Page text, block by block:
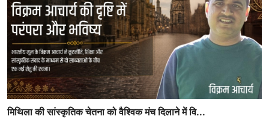
मिथिला की सांस्कृतिक चेतना को वैश्विक मंच दिलाने में वि...